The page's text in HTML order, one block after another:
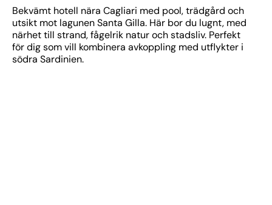
Bekvämt hotell nära Cagliari med pool, trädgård och
utsikt mot lagunen Santa Gilla. Här bor du lugnt, med
närhet till strand, fågelrik natur och stadsliv. Perfekt
för dig som vill kombinera avkoppling med utflykter i
södra Sardinien.